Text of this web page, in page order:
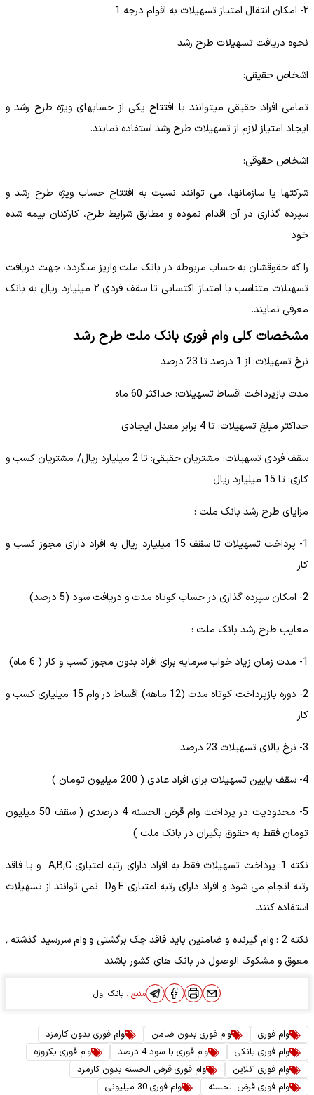
٢- امکان انتقال امتیاز تسهیلات به اقوام درجه 1
نحوه دریافت تسهیلات طرح رشد
اشخاص حقیقی:
تمامی افراد حقیقی میتوانند با افتتاح یکی از حسابهای ویژه طرح رشد و
ایجاد امتیاز لازم از تسهیلات طرح رشد استفاده نمایند.
اشخاص حقوقی:
شرکتها یا سازمانها، می توانند نسبت به افتتاح حساب ویژه طرح رشد و
سپرده گذاری در آن اقدام نموده و مطابق شرایط طرح، کارکنان بیمه شده
خود
را که حقوقشان به حساب مربوطه در بانک ملت واریز میگردد، جهت دریافت
تسهیلات متناسب با امتیاز اکتسابی تا سقف فردی ٢ میلیارد ریال به بانک
معرفی نمایند.
مشخصات کلی وام فوری بانک ملت طرح رشد
نرخ تسهیلات: از 1 درصد تا 23 درصد
مدت بازپرداخت اقساط تسهیلات: حداکثر 60 ماه
حداکثر مبلغ تسهیلات: تا 4 برابر معدل ایجادی
سقف فردی تسهیلات: مشتریان حقیقی: تا 2 میلیارد ریال/ مشتریان کسب و
کاری: تا 15 میلیارد ریال
مزایای طرح رشد بانک ملت :
1- پرداخت تسهیلات تا سقف 15 میلیارد ریال به افراد دارای مجوز کسب و
کار
2- امکان سپرده گذاری در حساب کوتاه مدت و دریافت سود (5 درصد)
معایب طرح رشد بانک ملت :
1- مدت زمان زیاد خواب سرمایه برای افراد بدون مجوز کسب و کار ( 6 ماه)
2- دوره بازپرداخت کوتاه مدت (12 ماهه) اقساط در وام 15 میلیاری کسب و
کار
3- نرخ بالای تسهیلات 23 درصد
4- سقف پایین تسهیلات برای افراد عادی ( 200 میلیون تومان )
5- محدودیت در پرداخت وام قرض الحسنه 4 درصدی ( سقف 50 میلیون
تومان فقط به حقوق بگیران در بانک ملت )
نکته 1: پرداخت تسهیلات فقط به افراد دارای رتبه اعتباری A٬B٬C و یا فاقد
رتبه انجام می شود و افراد دارای رتبه اعتباری E وD نمی توانند از تسهیلات
استفاده کنند.
نکته 2 : وام گیرنده و ضامنین باید فاقد چک برگشتی و وام سررسید گذشته ٬
معوق و مشکوک الوصول در بانک های کشور باشند
منبع : بانک اول
وام فوری وام فوری بدون ضامن
وام فوری بدون کارمزد
وام فوری بانکی
وام فوری با سود 4 درصد
وام فوری یکروزه
وام فوری آنلاین
وام فوری قرض الحسنه بدون کارمزد
وام فوری قرض الحسنه
وام فوری 30 میلیونی